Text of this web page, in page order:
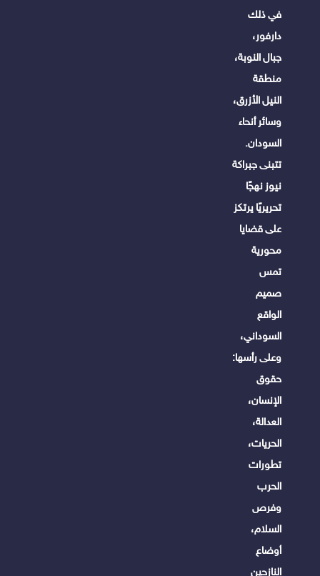
في ذلك
دارفور،
جبال النوبة،
منطقة
النيل الأزرق،
وسائر أنحاء
السودان.
تتبنى جبراكة
نيوز نهجًا
تحريريًا يرتكز
على قضايا
محورية
تمس
صميم
الواقع
السوداني،
وعلى رأسها:
حقوق
الإنسان،
العدالة،
الحريات،
تطورات
الحرب
وفرص
السلام،
أوضاع
النازحين